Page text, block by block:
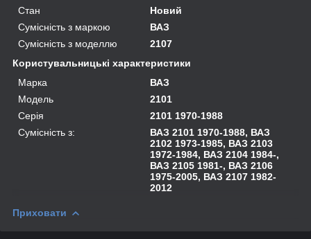
Стан
Новий
Сумісність з маркою
ВАЗ
Сумісність з моделлю
2107
Користувальницькі характеристики
Марка
ВАЗ
Модель
2101
Серія
2101 1970-1988
Сумісність з:
ВАЗ 2101 1970-1988, ВАЗ
2102 1973-1985, ВАЗ 2103
1972-1984, ВАЗ 2104 1984-,
ВАЗ 2105 1981-, ВАЗ 2106
1975-2005, ВАЗ 2107 1982-
2012
Приховати